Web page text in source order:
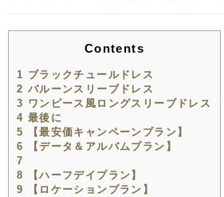
Contents
1 ブラックチュールドレス
2 バルーンスリーブドレス
3 ワンピース風ロングスリーブドレス
4 最後に
5 【最安価キャンペーンプラン】
6 【データ＆アルバムプラン】
7
8 【ハーフデイプラン】
9 【ロケーションプラン】